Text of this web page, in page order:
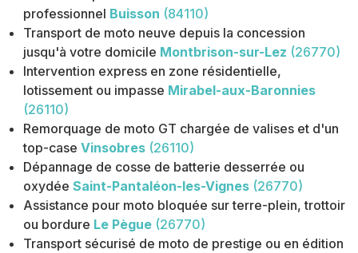
professionnel Buisson (84110)
Transport de moto neuve depuis la concession
jusqu'à votre domicile Montbrison-sur-Lez (26770)
Intervention express en zone résidentielle,
lotissement ou impasse Mirabel-aux-Baronnies
(26110)
Remorquage de moto GT chargée de valises et d'un
top-case Vinsobres (26110)
Dépannage de cosse de batterie desserrée ou
oxydée Saint-Pantaléon-les-Vignes (26770)
Assistance pour moto bloquée sur terre-plein, trottoir
ou bordure Le Pègue (26770)
Transport sécurisé de moto de prestige ou en édition